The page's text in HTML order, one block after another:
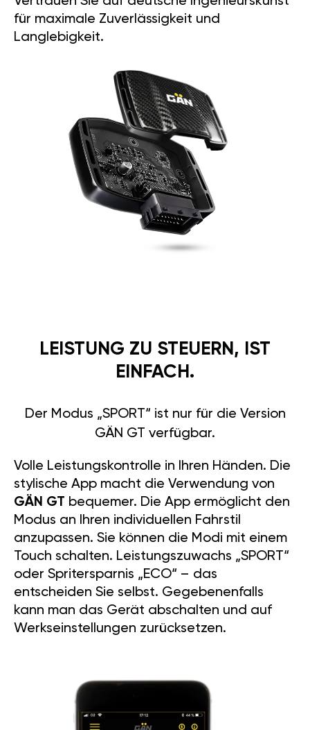
für maximale Zuverlässigkeit und
Langlebigkeit.
LEISTUNG ZU STEUERN, IST
EINFACH.
Der Modus „SPORT“ ist nur für die Version
GÄN GT verfügbar.
Volle Leistungskontrolle in Ihren Händen. Die
stylische App macht die Verwendung von
GÄN GT bequemer. Die App ermöglicht den
Modus an Ihren individuellen Fahrstil
anzupassen. Sie können die Modi mit einem
Touch schalten. Leistungszuwachs „SPORT“
oder Spritersparnis „ECO“ – das
entscheiden Sie selbst. Gegebenenfalls
kann man das Gerät abschalten und auf
Werkseinstellungen zurücksetzen.